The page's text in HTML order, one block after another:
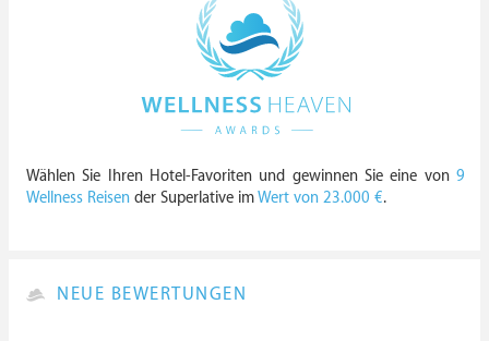
Wählen Sie Ihren Hotel-Favoriten und gewinnen Sie eine von 9
Wellness Reisen der Superlative imWert von 23.000 €.
NEUE BEWERTUNGEN